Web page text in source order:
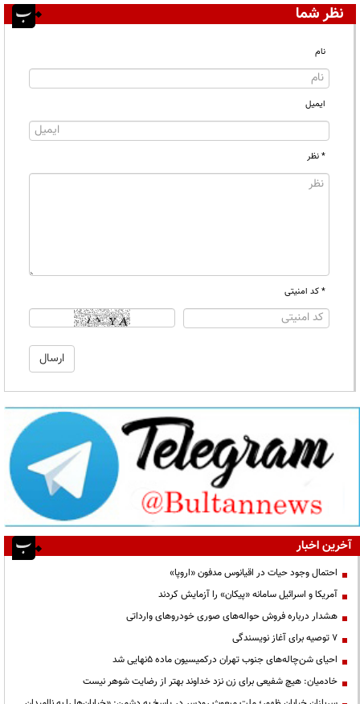
نظر شما
نام
ایمیل
* نظر
* کد امنیتی
آخرین اخبار
احتمال وجود حیات در اقیانوس مدفون «اروپا»
آمریکا و اسرائیل سامانه «پیکان» را آزمایش کردند
هشدار درباره فروش حواله‌های صوری خودروهای وارداتی
۷ توصیه برای آغاز نویسندگی
احیای شن‌چاله‌های جنوب تهران درکمیسیون ماده ۵نهایی شد
خادمیان: هیچ شفیعی برای زن نزد خداوند بهتر از رضایت شوهر نیست